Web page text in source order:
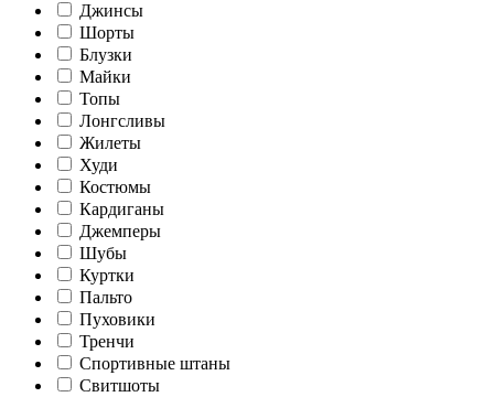
Джинсы
Шорты
Блузки
Майки
Топы
Лонгсливы
Жилеты
Худи
Костюмы
Кардиганы
Джемперы
Шубы
Куртки
Пальто
Пуховики
Тренчи
Спортивные штаны
Свитшоты